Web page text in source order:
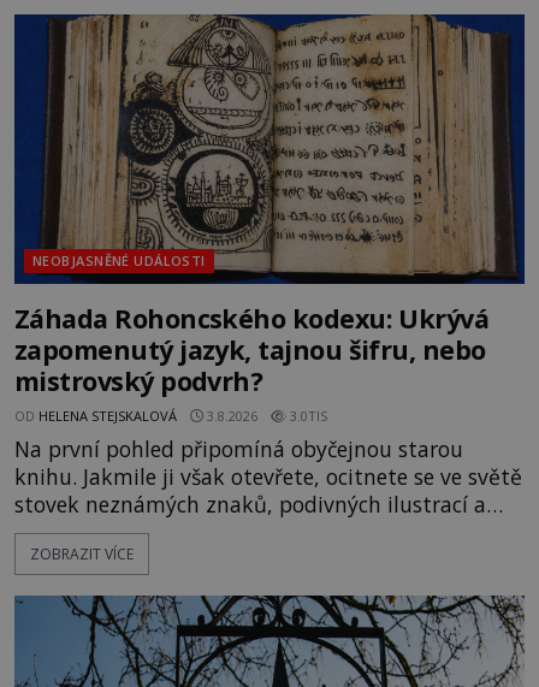
na legendě něco pravdy, nebo jde jen o fascinující
souhru okolností? Když antropolog Michail
Gerasimov (1907-1970) a
NEOBJASNĚNÉ UDÁLOSTI
Záhada Rohoncského kodexu: Ukrývá
zapomenutý jazyk, tajnou šifru, nebo
mistrovský podvrh?
OD HELENA STEJSKALOVÁ 3.8.2026 3.0TIS
Na první pohled připomíná obyčejnou starou
knihu. Jakmile ji však otevřete, ocitnete se ve světě
stovek neznámých znaků, podivných ilustrací a
textu, který už téměř dvě století vzdoruje všem
pokusům o rozluštění. Rohoncský kodex patří mezi
jistotou neví, kdo jej napsal, kdy vznikl ani co
vlastně vypráví. Rohoncský kodex se poprvé
objevuje v roce
ZOBRAZIT VÍCE